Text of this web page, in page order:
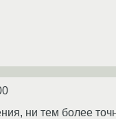
ни тем более